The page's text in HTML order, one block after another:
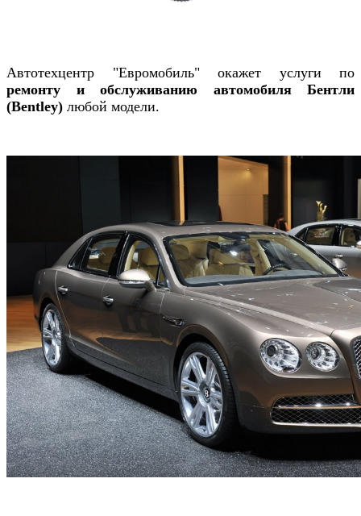
Автотехцентр "Евромобиль" окажет услуги по
ремонту и обслуживанию автомобиля Бентли
(Bentley) любой модели.